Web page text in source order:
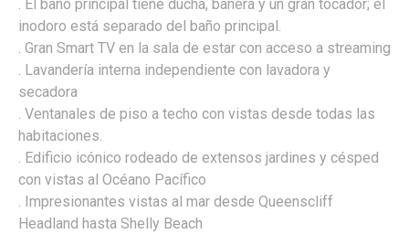
. El baño principal tiene ducha, bañera y un gran tocador; el
inodoro está separado del baño principal.
. Gran Smart TV en la sala de estar con acceso a streaming
. Lavandería interna independiente con lavadora y
secadora
. Ventanales de piso a techo con vistas desde todas las
habitaciones.
. Edificio icónico rodeado de extensos jardines y césped
con vistas al Océano Pacífico
. Impresionantes vistas al mar desde Queenscliff
Headland hasta Shelly Beach